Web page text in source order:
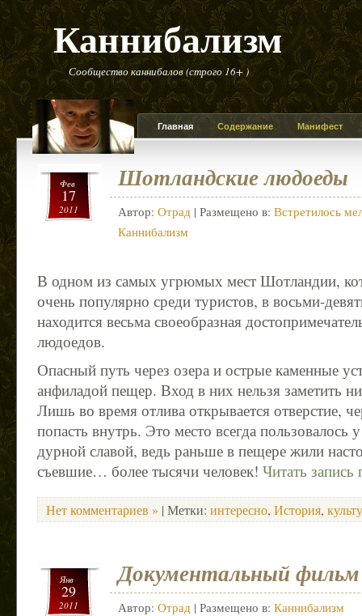
Каннибализм
Сообщество каннибалов (строго 16+ )
Главная Содержание Манифест
Фев
17
2011
Шотландские людоеды
Автор: Отрад | Размещено в: Встретилось
Каннибализм
В одном из самых угрюмых мест Шотландии,
очень популярно среди туристов, в восьми-
находится весьма своеобразная
людоедов.
Опасный путь через озера и острые каменные
анфиладой пещер. Вход в них нельзя заметить
Лишь во время отлива открывается отверстие,
попасть внутрь. Это место всегда пользовалось
дурной славой, ведь раньше в пещере жили
съевшие… более тысячи человек! Читать
Нет комментариев » | Метки: интересно, История,
Янв
29
2011
Документальный фильм
Автор: Отрад | Размещено в: Каннибализм